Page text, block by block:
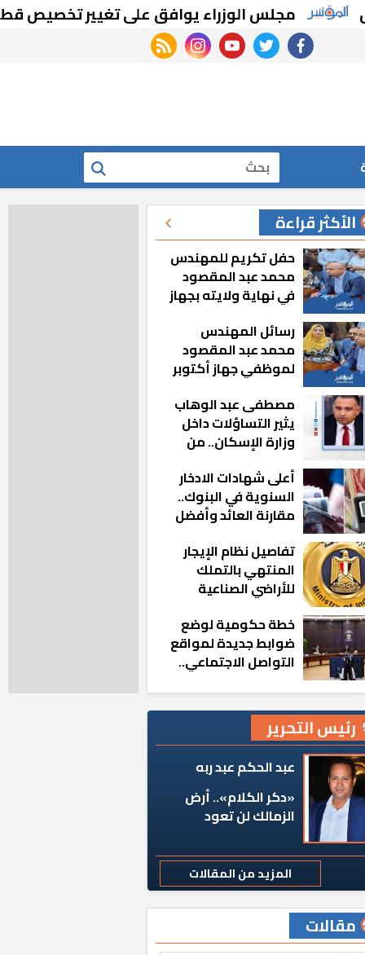
الوزراء يوافق على تغيير تخصيص قطع أراضي
facebook
twitter
youtube
instagram
rss feed
بحث
الأكثر قراءة
حفل تكريم للمهندس
محمد عبد المقصود
في نهاية ولايته بجهاز
رسائل المهندس
محمد عبد المقصود
لموظفي جهاز أكتوبر
مشيت والمدينة
رجعت للخلف»
مصطفى عبد الوهاب
يثير التساؤلات داخل
وزارة الإسكان.. من
المناصب؟
أعلى شهادات الادخار
السنوية في البنوك..
مقارنة العائد وأفضل
تفاصيل نظام الإيجار
المنتهي بالتملك
للأراضي الصناعية
خطة حكومية لوضع
ضوابط جديدة لمواقع
التواصل الاجتماعي..
رئيس التحرير
عبد الحكم عبد ربه
«دكر الكلام».. أرض
الزمالك لن تعود
المزيد من المقالات
مقالات